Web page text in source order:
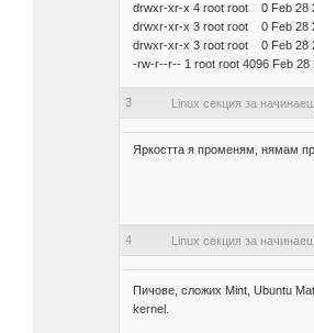
drwxr-xr-x 4 root root 0 Feb 28
drwxr-xr-x 3 root root 0 Feb 28
drwxr-xr-x 3 root root 0 Feb 28
-rw-r--r-- 1 root root 4096 Feb 28
3 Linux секция за
Яркостта я променям, нямам
4 Linux секция за
Пичове, сложих Mint, Ubuntu
kernel.